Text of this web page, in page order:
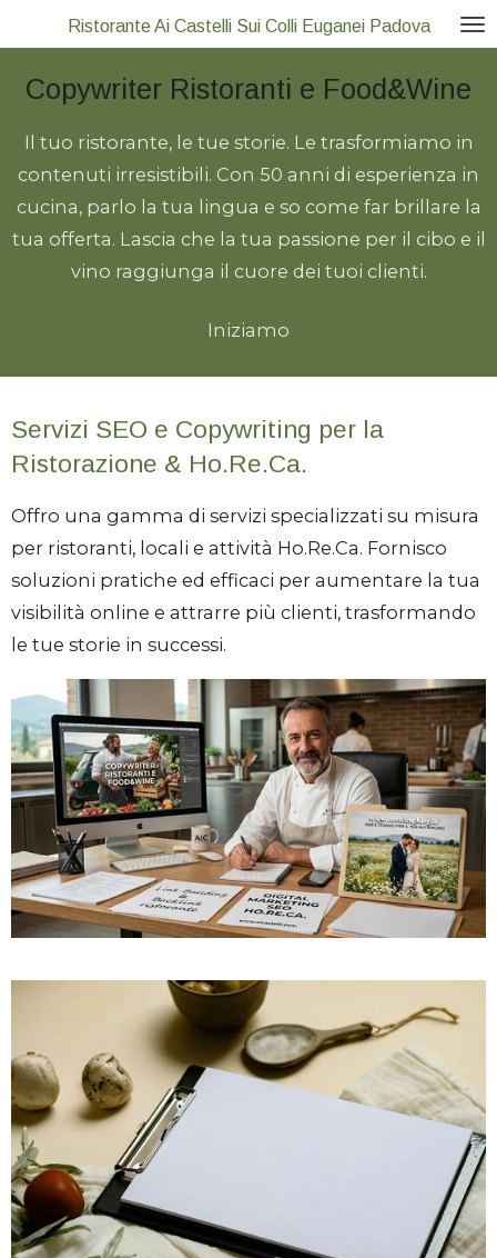
contenuto
Ristorante Ai Castelli Sui Colli Euganei Padova
Copywriter Ristoranti e Food&Wine
Il tuo ristorante, le tue storie. Le trasformiamo in
contenuti irresistibili. Con 50 anni di esperienza in
cucina, parlo la tua lingua e so come far brillare la
tua offerta. Lascia che la tua passione per il cibo e il
vino raggiunga il cuore dei tuoi clienti.
Iniziamo
Servizi SEO e Copywriting per la
Ristorazione & Ho.Re.Ca.
Offro una gamma di servizi specializzati su misura
per ristoranti, locali e attività Ho.Re.Ca. Fornisco
soluzioni pratiche ed efficaci per aumentare la tua
visibilità online e attrarre più clienti, trasformando
le tue storie in successi.